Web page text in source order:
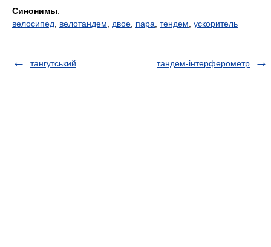
Синонимы:
велосипед
велотандем двое пара тендем ускоритель
тангутський тандем-інтерферометр